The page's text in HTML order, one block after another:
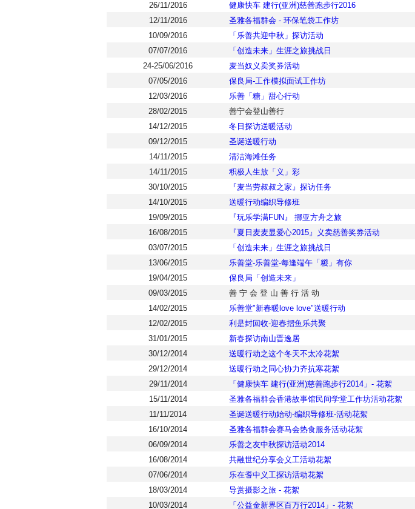
26/11/2016
健康快车 建行(亚洲)慈善跑步行2016
12/11/2016
圣雅各福群会 - 环保笔袋工作坊
10/09/2016
「乐善共迎中秋」探访活动
07/07/2016
「创造未来」生涯之旅挑战日
24-25/06/2016
麦当奴义卖奖券活动
07/05/2016
保良局-工作模拟面试工作坊
12/03/2016
乐善「糖」甜心行动
28/02/2015
善宁会登山善行
14/12/2015
冬日探访送暖活动
09/12/2015
圣诞送暖行动
14/11/2015
清洁海滩任务
14/11/2015
积极人生放「义」彩
30/10/2015
『麦当劳叔叔之家』探访任务
14/10/2015
送暖行动编织导修班
19/09/2015
『玩乐学满FUN』 挪亚方舟之旅
16/08/2015
『夏日麦麦显爱心2015』义卖慈善奖券活动
03/07/2015
「创造未来」生涯之旅挑战日
13/06/2015
乐善堂-乐善堂-每逢端午「糉」有你
19/04/2015
保良局「创造未来」
09/03/2015
善 宁 会 登 山 善 行 活 动
14/02/2015
乐善堂"新春暖love love"送暖行动
12/02/2015
利是封回收-迎春摺鱼乐共聚
31/01/2015
新春探访南山晋逸居
30/12/2014
送暖行动之这个冬天不太冷花絮
29/12/2014
送暖行动之同心协力齐抗寒花絮
29/11/2014
「健康快车 建行(亚洲)慈善跑步行2014」- 花絮
15/11/2014
圣雅各福群会香港故事馆民间学堂工作坊活动花絮
11/11/2014
圣诞送暖行动始动-编织导修班-活动花絮
16/10/2014
圣雅各福群会赛马会热食服务活动花絮
06/09/2014
乐善之友中秋探访活动2014
16/08/2014
共融世纪分享会义工活动花絮
07/06/2014
乐在耆中义工探访活动花絮
18/03/2014
导赏摄影之旅 - 花絮
10/03/2014
「公益金新界区百万行2014」- 花絮